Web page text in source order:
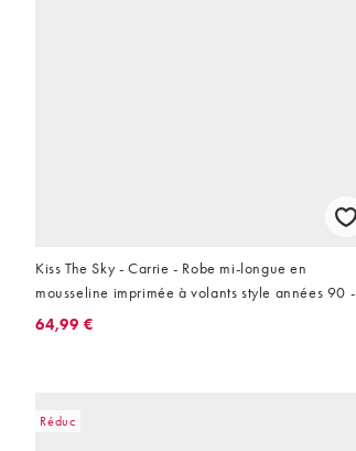
Kiss The Sky - Carrie - Robe mi-longue en
mousseline imprimée à volants style années 90 -
Corail
64,99 €
Réduc